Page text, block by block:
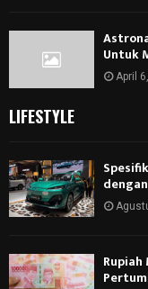
Untuk
April
LIFESTYLE
Rupiah